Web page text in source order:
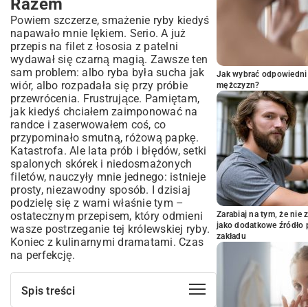
Razem
Powiem szczerze, smażenie ryby kiedyś
napawało mnie lękiem. Serio. A już
przepis na filet z łososia z patelni
wydawał się czarną magią. Zawsze ten
sam problem: albo ryba była sucha jak
wiór, albo rozpadała się przy próbie
przewrócenia. Frustrujące. Pamiętam,
jak kiedyś chciałem zaimponować na
randce i zaserwowałem coś, co
przypominało smutną, różową papkę.
Katastrofa. Ale lata prób i błędów, setki
spalonych skórek i niedosmażonych
filetów, nauczyły mnie jednego: istnieje
prosty, niezawodny sposób. I dzisiaj
podzielę się z wami właśnie tym –
ostatecznym przepisem, który odmieni
wasze postrzeganie tej królewskiej ryby.
Koniec z kulinarnymi dramatami. Czas
na perfekcję.
Spis treści
Jak wybrać
mężczyzn?
Zarabiaj na tym, że nie
jako dodatkowe
zakładu